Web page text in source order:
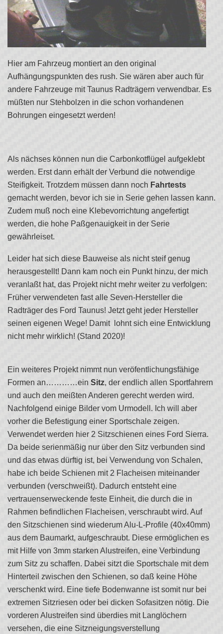
Hier am Fahrzeug montiert an den original
Aufhängungspunkten des rush. Sie wären aber auch für
andere Fahrzeuge mit Taunus Radträgern verwendbar. Es
müßten nur Stehbolzen in die schon vorhandenen
Bohrungen eingesetzt werden!
Als nächses können nun die Carbonkotflügel aufgeklebt
werden. Erst dann erhält der Verbund die notwendige
Steifigkeit. Trotzdem müssen dann noch Fahrtests
gemacht werden, bevor ich sie in Serie gehen lassen kann.
Zudem muß noch eine Klebevorrichtung angefertigt
werden, die hohe Paßgenauigkeit in der Serie
gewährleiset.
Leider hat sich diese Bauweise als nicht steif genug
herausgestellt! Dann kam noch ein Punkt hinzu, der mich
veranlaßt hat, das Projekt nicht mehr weiter zu verfolgen:
Früher verwendeten fast alle Seven-Hersteller die
Radträger des Ford Taunus! Jetzt geht jeder Hersteller
seinen eigenen Wege! Damit lohnt sich eine Entwicklung
nicht mehr wirklich! (Stand 2020)!
Ein weiteres Projekt nimmt nun veröfentlichungsfähige
Formen an…………ein Sitz, der endlich allen Sportfahrern
und auch den meißten Anderen gerecht werden wird.
Nachfolgend einige Bilder vom Urmodell. Ich will aber
vorher die Befestigung einer Sportschale zeigen.
Verwendet werden hier 2 Sitzschienen eines Ford Sierra.
Da beide serienmäßig nur über den Sitz verbunden sind
und das etwas dürftig ist, bei Verwendung von Schalen,
habe ich beide Schienen mit 2 Flacheisen miteinander
verbunden (verschweißt). Dadurch entsteht eine
vertrauenserweckende feste Einheit, die durch die in
Rahmen befindlichen Flacheisen, verschraubt wird. Auf
den Sitzschienen sind wiederum Alu-L-Profile (40x40mm)
aus dem Baumarkt, aufgeschraubt. Diese ermöglichen es
mit Hilfe von 3mm starken Alustreifen, eine Verbindung
zum Sitz zu schaffen. Dabei sitzt die Sportschale mit dem
Hinterteil zwischen den Schienen, so daß keine Höhe
verschenkt wird. Eine tiefe Bodenwanne ist somit nur bei
extremen Sitzriesen oder bei dicken Sofasitzen nötig. Die
vorderen Alustreifen sind überdies mit Langlöchern
versehen, die eine Sitzneigungsverstellung